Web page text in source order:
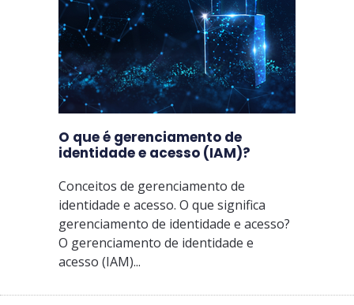
O que é gerenciamento de
identidade e acesso (IAM)?
Conceitos de gerenciamento de
identidade e acesso. O que significa
gerenciamento de identidade e acesso?
O gerenciamento de identidade e
acesso (IAM)...